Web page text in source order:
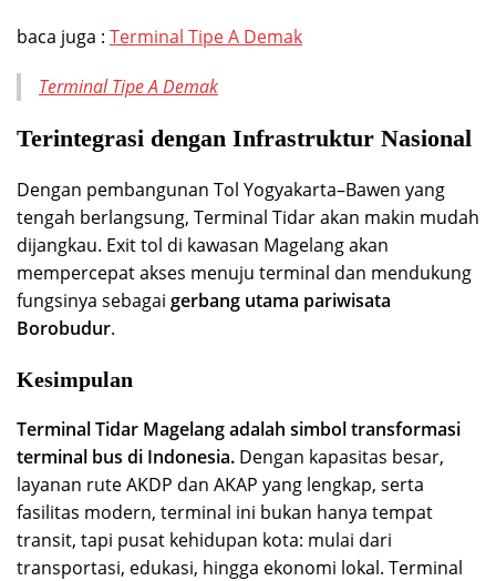
baca juga : Terminal Tipe A Demak
Terminal Tipe A Demak
Terintegrasi dengan Infrastruktur Nasional
Dengan pembangunan Tol Yogyakarta–Bawen yang
tengah berlangsung, Terminal Tidar akan makin mudah
dijangkau. Exit tol di kawasan Magelang akan
mempercepat akses menuju terminal dan mendukung
fungsinya sebagai gerbang utama pariwisata
Borobudur.
Kesimpulan
Terminal Tidar Magelang adalah simbol transformasi
terminal bus di Indonesia. Dengan kapasitas besar,
layanan rute AKDP dan AKAP yang lengkap, serta
fasilitas modern, terminal ini bukan hanya tempat
transit, tapi pusat kehidupan kota: mulai dari
transportasi, edukasi, hingga ekonomi lokal. Terminal